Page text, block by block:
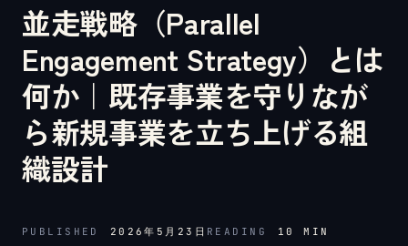
並走戦略（Parallel
Engagement Strategy）とは
何か｜既存事業を守りなが
ら新規事業を立ち上げる組
織設計
PUBLISHED 2026年5月23日 READING 10 MIN